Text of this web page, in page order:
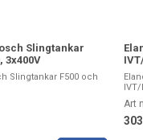
Slingtankar
3x400V
Slingtankar F500 och
Art